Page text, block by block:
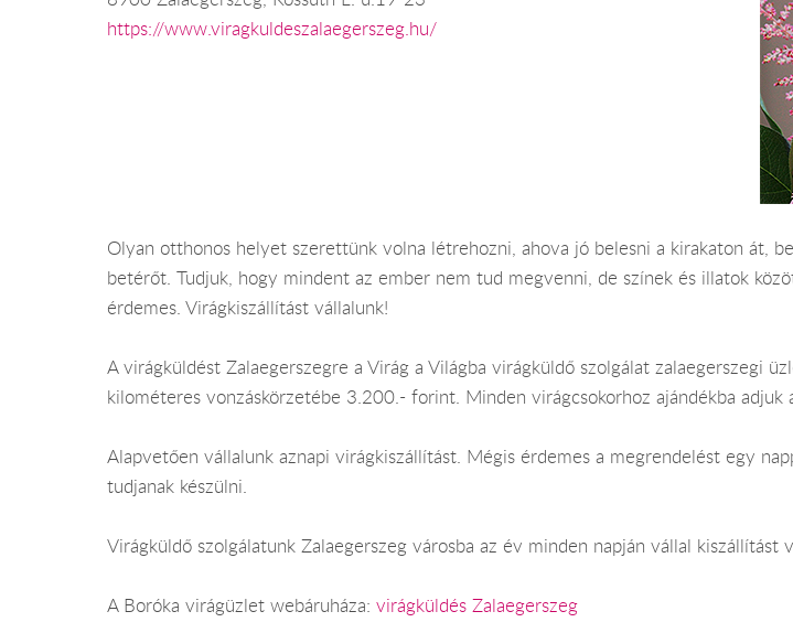
https://www.viragkuldeszalaegerszeg.hu/
Olyan otthonos helyet szerettünk volna létrehozni, ahova jó belesni a kirakaton át,
betérőt. Tudjuk, hogy mindent az ember nem tud megvenni, de színek és illatok
érdemes. Virágkiszállítást vállalunk!
A virágküldést Zalaegerszegre a Virág a Világba virágküldő szolgálat zalaegerszegi
kilométeres vonzáskörzetébe 3.200.- forint. Minden virágcsokorhoz ajándékba adjuk
Alapvetően vállalunk aznapi virágkiszállítást. Mégis érdemes a megrendelést egy
tudjanak készülni.
Virágküldő szolgálatunk Zalaegerszeg városba az év minden napján vállal kiszállítást
A Boróka virágüzlet webáruháza: virágküldés Zalaegerszeg